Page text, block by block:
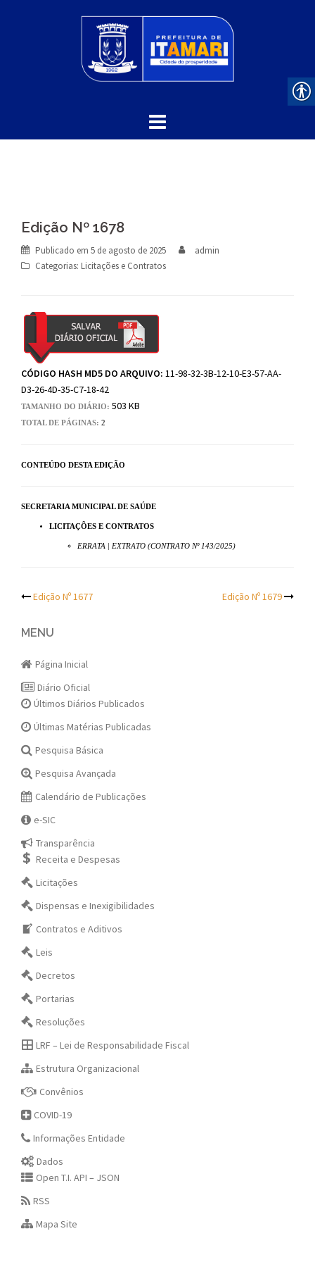
Edição Nº 1678
Publicado em 5 de agosto de 2025
admin
Categorias: Licitações e Contratos
CÓDIGO HASH MD5 DO ARQUIVO: 11-98-32-3B-12-10-E3-57-AA-
D3-26-4D-35-C7-18-42
TAMANHO DO DIÁRIO: 503 KB
TOTAL DE PÁGINAS: 2
CONTEÚDO DESTA EDIÇÃO
SECRETARIA MUNICIPAL DE SAÚDE
LICITAÇÕES E CONTRATOS
ERRATA | EXTRATO (CONTRATO Nº 143/2025)
Post
navigation
Edição Nº 1677 Edição Nº 1679
MENU
Página Inicial
Diário Oficial
Últimos Diários Publicados
Últimas Matérias Publicadas
Pesquisa Básica
Pesquisa Avançada
Calendário de Publicações
e-SIC
Transparência
Receita e Despesas
Licitações
Dispensas e Inexigibilidades
Contratos e Aditivos
Leis
Decretos
Portarias
Resoluções
LRF – Lei de Responsabilidade Fiscal
Estrutura Organizacional
Convênios
COVID-19
Informações Entidade
Dados
Open T.I. API – JSON
RSS
Mapa Site